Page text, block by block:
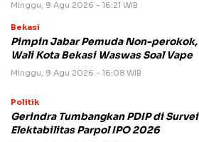
Minggu, 9 Agu 2026 - 16:21 WIB
Bekasi
Pimpin Jabar Pemuda Non-perokok,
Wali Kota Bekasi Waswas Soal Vape
Minggu, 9 Agu 2026 - 16:08 WIB
Politik
Gerindra Tumbangkan PDIP di Survei
Elektabilitas Parpol IPO 2026